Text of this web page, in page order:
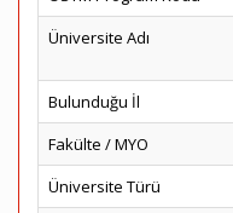
Üniversite Adı
Bulunduğu İl
Fakülte / MYO
Üniversite Türü